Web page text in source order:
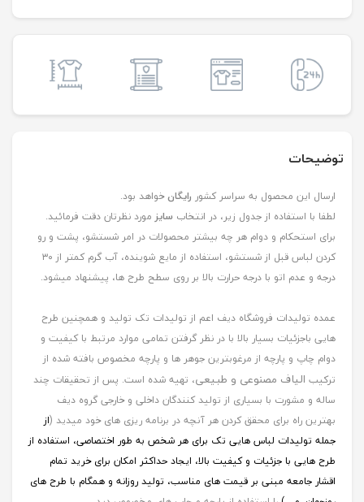
توضیحات
ارسال این محصول به سراسر کشور رایگانخواهد بود.
لطفا با استفاده از جدول زیر، در انتخاب سایز مورد نظرتان دقت فرمائید.
برای استحکام و دوام هر چه بیشتر محصولات در امر شستشو، پشت و رو
کردن لباس قبل از شستشو، استفاده از مایع شوینده، آب گرم کمتر از ۳۰
درجه و عدم اتو با درجه حرارت بالا بر روی سطح طرح ها، پیشنهاد میشود.
عمده تولیدات فروشگاه دیف اعم از تولیدات تک تولید و همچنین طرح
هایی باجزئیات بسیار بالا با در نظر گرفتن تمامی موارد مرتبط با کیفیت و
دوام چاپ و پارچه از مرغوبترین جوهر ها و پارچه مخصوص بافته شده از
ترکیب الیاف مصنوعی و طبیعی، تهیه شده است. پس از تحقیقات چند
ساله و مشورت با بسیاری از تولید کنندگان داخلی و خارجی گروه دیف
بهترین راه برای محقق کردن هر آنچه در برنامه ریزی های خود میدید (از
جمله تولیدات لباس هایی تک برای هر شخص به طور اختصاصی، استفاده از
طرح هایی با جزئیات و کیفیت بالا، ایجاد حداکثر امکان برای خرید تمام
اقشار جامعه مبنی بر قیمت های مناسب، تولید روزانه و همگام با طرح های